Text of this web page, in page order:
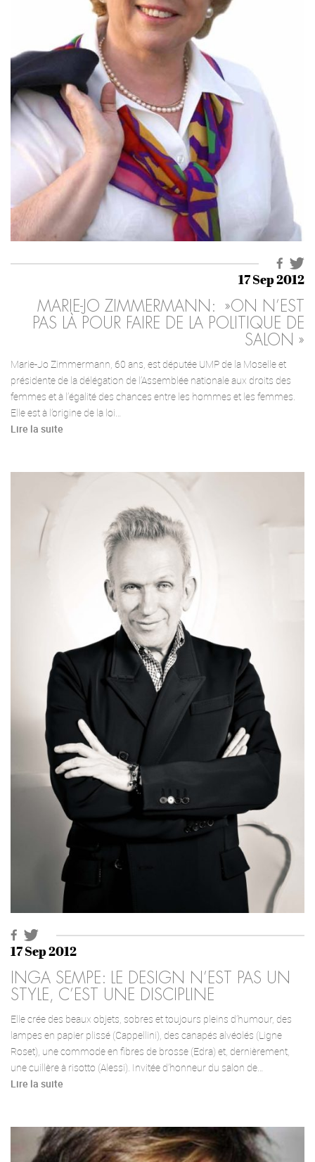
17 Sep 2012
MARIE-JO ZIMMERMANN: »ON N’EST
PAS LÀ POUR FAIRE DE LA POLITIQUE DE
SALON »
Marie-Jo Zimmermann, 60 ans, est députée UMP de la Moselle et
présidente de la délégation de l’Assemblée nationale aux droits des
femmes et à l’égalité des chances entre les hommes et les femmes.
Elle est à l’origine de la loi…
Lire la suite
17 Sep 2012
INGA SEMPE: LE DESIGN N’EST PAS UN
STYLE, C’EST UNE DISCIPLINE
Elle crée des beaux objets, sobres et toujours pleins d’humour, des
lampes en papier plissé (Cappellini), des canapés alvéolés (Ligne
Roset), une commode en fibres de brosse (Edra) et, dernièrement,
une cuillère à risotto (Alessi). Invitée d’honneur du salon de…
Lire la suite